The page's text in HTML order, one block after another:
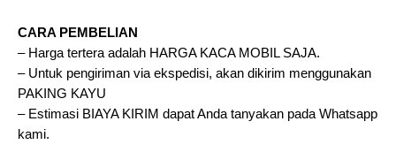
CARA PEMBELIAN
– Harga tertera adalah HARGA KACA MOBIL SAJA.
– Untuk pengiriman via ekspedisi, akan dikirim menggunakan
PAKING KAYU
– Estimasi BIAYA KIRIM dapat Anda tanyakan pada Whatsapp
kami.